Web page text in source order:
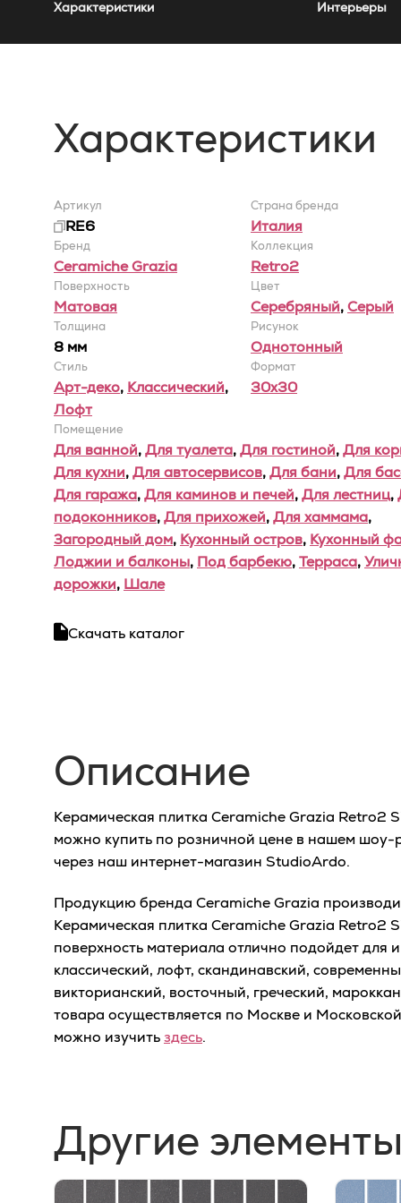
Характеристики Интерьеры
Характеристики
Артикул
RE6
Страна бренда
Италия
Бренд
Ceramiche Grazia
Коллекция
Retro2
Поверхность
Матовая
Цвет
Серебряный,Серый
Толщина
8 мм
Рисунок
Однотонный
Стиль
Арт-деко, Классический,
Лофт
Формат
30x30
Помещение
Для ванной,Для туалета,Для гостиной,Для
Для кухни,Для автосервисов,Для бани,Для
Для гаража,Для каминов и печей,Для лестниц,
подоконников,Для прихожей,Для хаммама,
Загородный дом, Кухонный остров, Кухонный
Лоджии и балконы, Под барбекю,Терраса,
дорожки, Шале
Скачать каталог
Описание
Керамическая плитка Ceramiche Grazia Retro2
можно купить по розничной цене в нашем
через наш интернет-магазин StudioArdo.
Продукцию бренда Ceramiche Grazia
Керамическая плитка Ceramiche Grazia
поверхность материала отлично подойдет для
классический, лофт, скандинавский,
викторианский, восточный, греческий,
товара осуществляется по Москве и
можно изучитьздесь.
Другие